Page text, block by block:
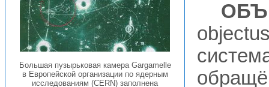
Большая пузырьковая камера Gargamelle
в Европейской организации по ядерным
исследованиям (CERN) заполнена